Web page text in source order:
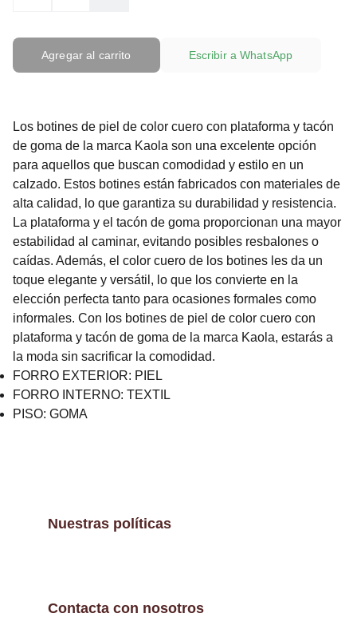
Agregar al carrito Escribir a WhatsApp
Los botines de piel de color cuero con plataforma y tacón
de goma de la marca Kaola son una excelente opción
para aquellos que buscan comodidad y estilo en un
calzado. Estos botines están fabricados con materiales de
alta calidad, lo que garantiza su durabilidad y resistencia.
La plataforma y el tacón de goma proporcionan una mayor
estabilidad al caminar, evitando posibles resbalones o
caídas. Además, el color cuero de los botines les da un
toque elegante y versátil, lo que los convierte en la
elección perfecta tanto para ocasiones formales como
informales. Con los botines de piel de color cuero con
plataforma y tacón de goma de la marca Kaola, estarás a
la moda sin sacrificar la comodidad.
FORRO EXTERIOR: PIEL
FORRO INTERNO: TEXTIL
PISO: GOMA
Contacta con nosotros
Nuestras políticas